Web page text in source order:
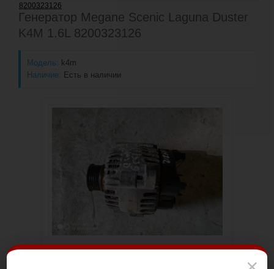
8200323126
Генератор Megane Scenic Laguna Duster
K4M 1.6L 8200323126
Модель: k4m
Наличие: Есть в наличии